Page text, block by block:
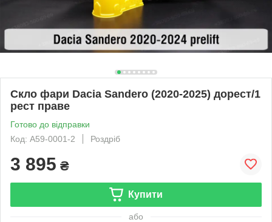
Скло фари Dacia Sandero (2020-2025) дорест/1
рест праве
Готово до відправки
Код: A59-0001-2
Роздріб
3 895 ₴
Купити
або